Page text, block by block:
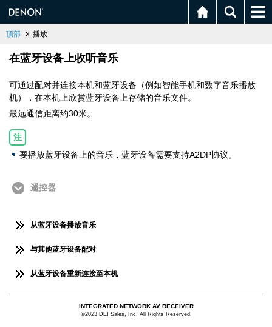
顶部 播放
在蓝牙设备上收听音乐
可通过配对并连接本机和蓝牙设备（例如智能手机和数字音乐播放
机），在本机上欣赏蓝牙设备上存储的音乐文件。
最远通信距离约30米。
注
要播放蓝牙设备上的音乐，蓝牙设备需要支持A2DP协议。
遥控器
从蓝牙设备播放音乐
与其他蓝牙设备配对
从蓝牙设备重新连接至本机
INTEGRATED NETWORK AV RECEIVER
©2023 DEI Sales, Inc. All Rights Reserved.